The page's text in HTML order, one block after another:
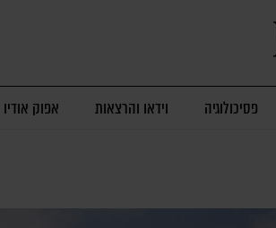
פסיכולוגיה וידאו והרצאות אפוק אודיו